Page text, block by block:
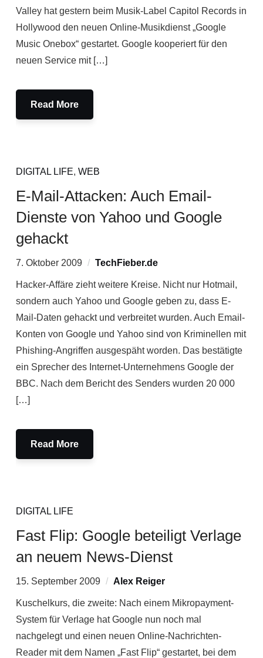
Valley hat gestern beim Musik-Label Capitol Records in
Hollywood den neuen Online-Musikdienst „Google
Music Onebox“ gestartet. Google kooperiert für den
neuen Service mit […]
Read More
DIGITAL LIFE, WEB
E-Mail-Attacken: Auch Email-
Dienste von Yahoo und Google
gehackt
7. Oktober 2009 TechFieber.de
Hacker-Affäre zieht weitere Kreise. Nicht nur Hotmail,
sondern auch Yahoo und Google geben zu, dass E-
Mail-Daten gehackt und verbreitet wurden. Auch Email-
Konten von Google und Yahoo sind von Kriminellen mit
Phishing-Angriffen ausgespäht worden. Das bestätigte
ein Sprecher des Internet-Unternehmens Google der
BBC. Nach dem Bericht des Senders wurden 20 000
[…]
Read More
DIGITAL LIFE
Fast Flip: Google beteiligt Verlage
an neuem News-Dienst
15. September 2009 Alex Reiger
Kuschelkurs, die zweite: Nach einem Mikropayment-
System für Verlage hat Google nun noch mal
nachgelegt und einen neuen Online-Nachrichten-
Reader mit dem Namen „Fast Flip“ gestartet, bei dem